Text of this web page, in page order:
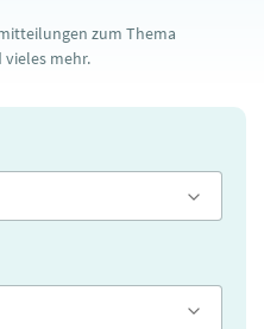
zum Thema
vieles mehr.